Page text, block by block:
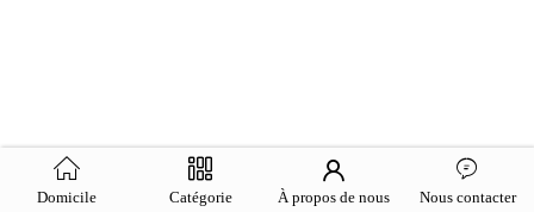
Domicile Catégorie À propos de nous Nous contacter